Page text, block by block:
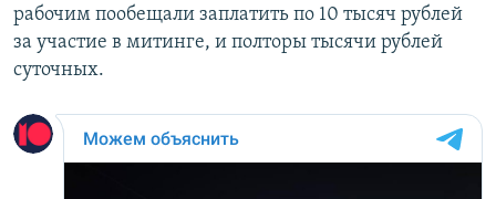
рабочим пообещали заплатить по 10 тысяч рублей
за участие в митинге, и полторы тысячи рублей
суточных.